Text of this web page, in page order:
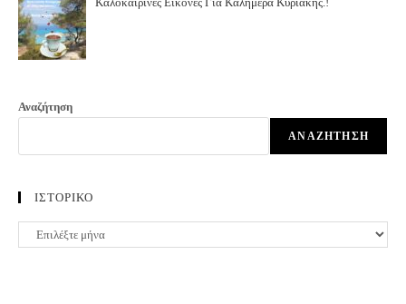
Αναζήτηση
ΑΝΑΖΉΤΗΣΗ
ΙΣΤΟΡΙΚΟ
ΙΣΤΟΡΙΚΟ